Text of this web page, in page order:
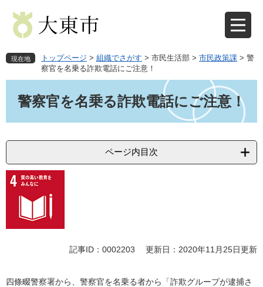
先
で
を
ば
へ
現在地 トップページ > 組織でさがす > 市民生活部 > 市民政策課 > 警
察官を名乗る詐欺電話にご注意！
警察官を名乗る詐欺電話にご注意！
ページ内目次
記事ID：0002203 更新日：2020年11月25日更新
四條畷警察署から、警察官を名乗る者から「詐欺グループが逮捕さ